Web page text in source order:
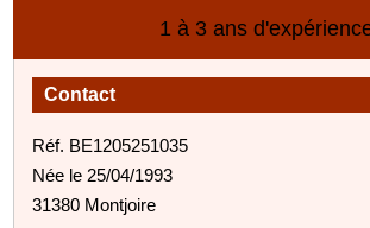
1 à 3 ans
Contact
Réf. BE1205251035
Née le 25/04/1993
31380 Montjoire